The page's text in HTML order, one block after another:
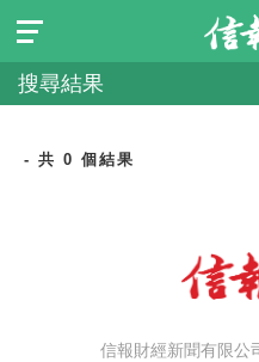
搜尋結果
- 共 0 個結果
信報財經新聞有限公